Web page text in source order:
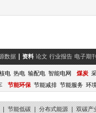
数据 资料 论文 行业报告 电子期刊
电 热电 输配电 智能电网 煤炭
节能环保 节能减排 节能服务 环
| 节能低碳 | 分布式能源 | 双碳产